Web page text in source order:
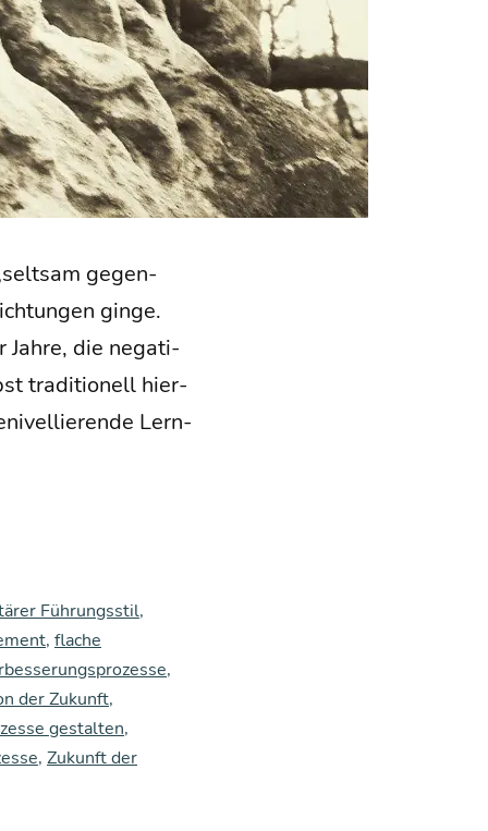
gegen­
gin­ge.
Jah­re, die nega­ti­
tra­di­tio­nell hier­
Lern­
Führungsstil,
, flache
,
der Zukunft,
gestalten,
, Zukunft der